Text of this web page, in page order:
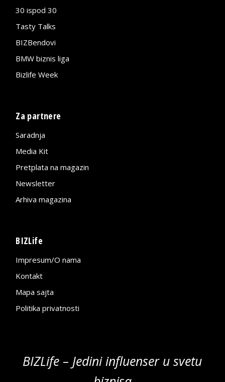
30 ispod 30
Tasty Talks
BIZBendovi
BMW biznis liga
Bizlife Week
Za partnere
Saradnja
Media Kit
Pretplata na magazin
Newsletter
Arhiva magazina
BIZLife
Impresum/O nama
Kontakt
Mapa sajta
Politika privatnosti
BIZLife – Jedini influenser u svetu